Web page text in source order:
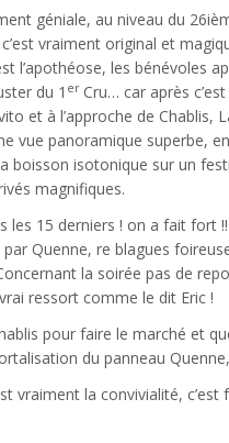
géniale, au niveau du
vraiment original et
l’apothéose, les bénévoles
du 1 erCru… car après
et à l’approche de
vue panoramique superbe,
boisson isotonique sur un
magnifiques.
les 15 derniers ! on a fait fort
Quenne, re blagues
la soirée pas de
ressort comme le dit Eric !
pour faire le marché et
du panneau
vraiment la convivialité,